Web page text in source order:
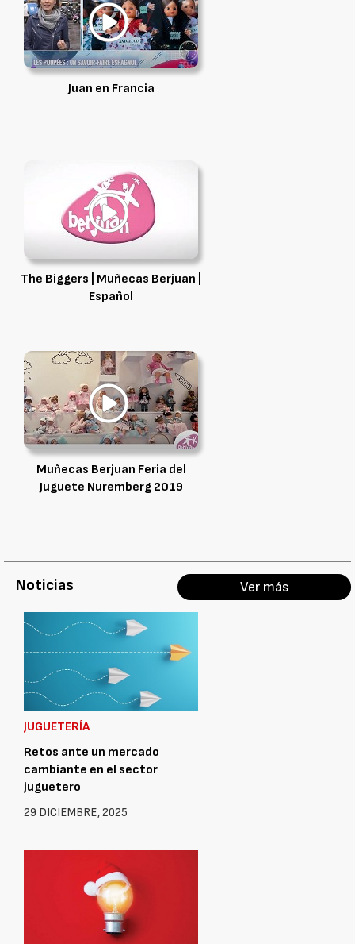
Juan en Francia
The Biggers | Muñecas Berjuan |
Español
Muñecas Berjuan Feria del
Juguete Nuremberg 2019
Noticias Ver más
JUGUETERÍA
Retos ante un mercado
cambiante en el sector
juguetero
29 DICIEMBRE, 2025